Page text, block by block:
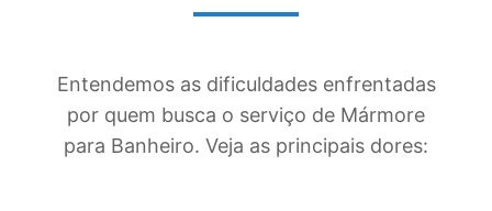
Entendemos as dificuldades enfrentadas
por quem busca o serviço de Mármore
para Banheiro. Veja as principais dores: